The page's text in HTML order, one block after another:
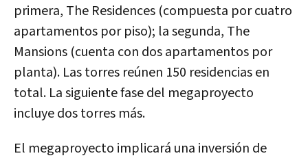
primera, The Residences (compuesta por cuatro
apartamentos por piso); la segunda, The
Mansions (cuenta con dos apartamentos por
planta). Las torres reúnen 150 residencias en
total. La siguiente fase del megaproyecto
incluye dos torres más.
El megaproyecto implicará una inversión de